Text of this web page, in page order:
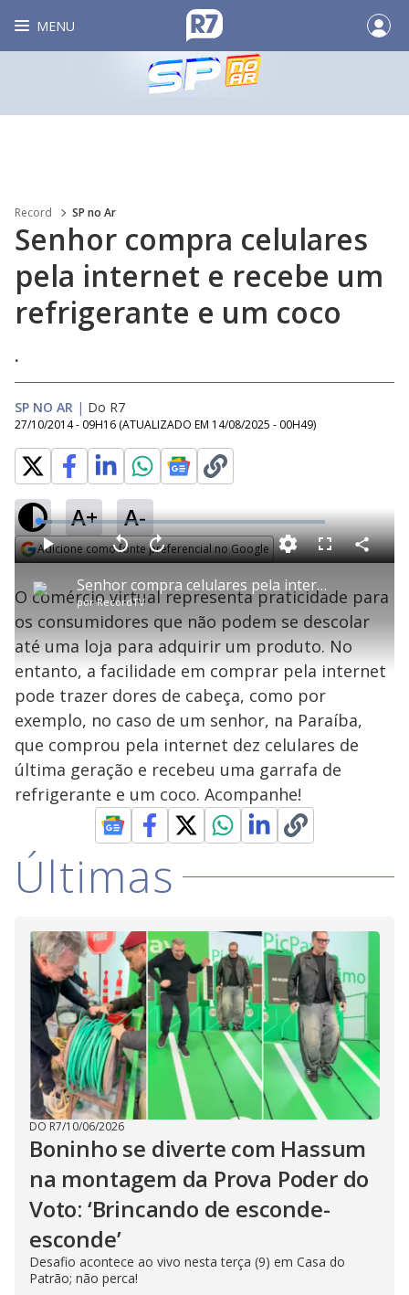
MENU
Record SP no Ar
Senhor compra celulares
pela internet e recebe um
refrigerante e um coco
.
SP NO AR | Do R7
27/10/2014 - 09H16 (ATUALIZADO EM 14/08/2025 - 00H49)
A+ A-
Adicione como fonte preferencial no Google
P
l
a
y
V
i
d
e
o
Senhor compra celulares pela internet e recebe um refrigerante e um coco
porRecordTV
P V
t
a
r
0
e
g
n
d
o
s
A
n
ç
a
1
u
n
o
s
M
u
d
o
L
o
a
d
e
4
.
7
8
%
F
l
s
c
e
C
o
a
r
O comércio virtual representa praticidade para
os consumidores que não podem se descolar
até uma loja para adquirir um produto. No
entanto, a facilidade em comprar pela internet
pode trazer dores de cabeça, como por
exemplo, no caso de um senhor, na Paraíba,
que comprou pela internet dez celulares de
última geração e recebeu uma garrafa de
refrigerante e um coco. Acompanhe!
Últimas
DO R7/10/06/2026
Boninho se diverte com Hassum
na montagem da Prova Poder do
Voto: ‘Brincando de esconde-
esconde’
Desafio acontece ao vivo nesta terça (9) em Casa do
Patrão; não perca!